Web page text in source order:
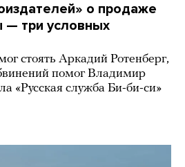
о продаже
— три условных
стоять Аркадий Ротенберг,
помог Владимир
«Русская служба Би-би-си»